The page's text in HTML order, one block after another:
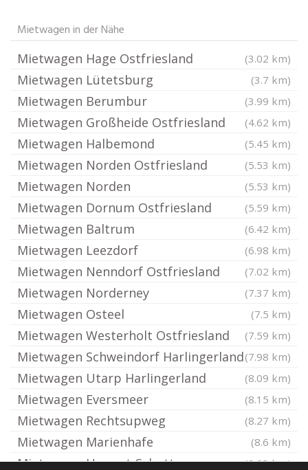
Mietwagen in der Nähe
Mietwagen Hage Ostfriesland (3.02 km)
Mietwagen Lütetsburg (3.7 km)
Mietwagen Berumbur (3.99 km)
Mietwagen Großheide Ostfriesland (4.62 km)
Mietwagen Halbemond (5.45 km)
Mietwagen Norden Ostfriesland (5.53 km)
Mietwagen Norden (5.53 km)
Mietwagen Dornum Ostfriesland (5.59 km)
Mietwagen Baltrum (6.42 km)
Mietwagen Leezdorf (6.98 km)
Mietwagen Nenndorf Ostfriesland (7.02 km)
Mietwagen Norderney (7.37 km)
Mietwagen Osteel (7.5 km)
Mietwagen Westerholt Ostfriesland (7.59 km)
Mietwagen Schweindorf Harlingerland(7.98 km)
Mietwagen Utarp Harlingerland (8.09 km)
Mietwagen Eversmeer (8.15 km)
Mietwagen Rechtsupweg (8.27 km)
Mietwagen Marienhafe (8.6 km)
Mietwagen Upgant-Schott (9.03 km)